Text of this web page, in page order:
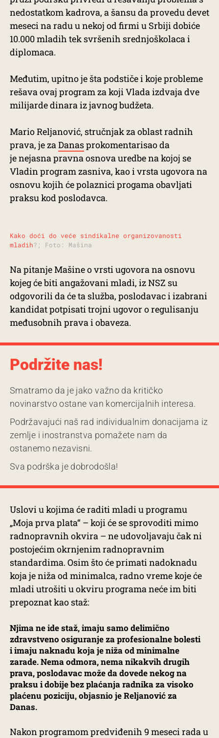
nedostatkom kadrova, a šansu da provedu devet
meseci na radu u nekoj od firmi u Srbiji dobiće
10.000 mladih tek svršenih srednjoškolaca i
diplomaca.
Međutim, upitno je šta podstiče i koje probleme
rešava ovaj program za koji Vlada izdvaja dve
milijarde dinara iz javnog budžeta.
Mario Reljanović, stručnjak za oblast radnih
prava, je zaDanasprokomentarisao da
je nejasna pravna osnova uredbe na kojoj se
Vladin program zasniva, kao i vrsta ugovora na
osnovu kojih će polaznici progama obavljati
praksu kod poslodavca.
Kako doći do veće sindikalne organizovanosti
mladih?; Foto: Mašina
Na pitanje Mašine o vrsti ugovora na osnovu
kojeg će biti angažovani mladi, iz NSZ su
odgovorili da će ta služba, poslodavac i izabrani
kandidat potpisati trojni ugovor o regulisanju
međusobnih prava i obaveza.
Podržite nas!
Smatramo da je jako važno da kritičko
novinarstvo ostane van komercijalnih interesa.
Podržavajući naš rad individualnim donacijama iz
zemlje i inostranstva pomažete nam da
ostanemo nezavisni.
Sva podrška je dobrodošla!
Uslovi u kojima će raditi mladi u programu
„Moja prva plata“ – koji će se sprovoditi mimo
radnopravnih okvira – ne udovoljavaju čak ni
postojećim okrnjenim radnopravnim
standardima. Osim što će primati nadoknadu
koja je niža od minimalca, radno vreme koje će
mladi utrošiti u okviru programa neće im biti
prepoznat kao staž:
Njima ne ide staž, imaju samo delimično
zdravstveno osiguranje za profesionalne bolesti
i imaju naknadu koja je niža od minimalne
zarade. Nema odmora, nema nikakvih drugih
prava, poslodavac može da dovede nekog na
praksu i dobije bez plaćanja radnika za visoko
plaćenu poziciju, objasnio je Reljanović za
Danas.
Nakon programom predviđenih 9 meseci rada u